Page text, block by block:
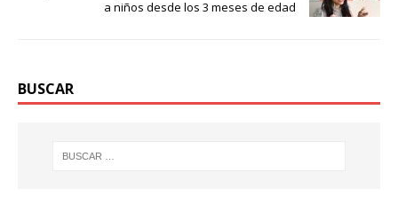
a niños desde los 3 meses de edad
BUSCAR